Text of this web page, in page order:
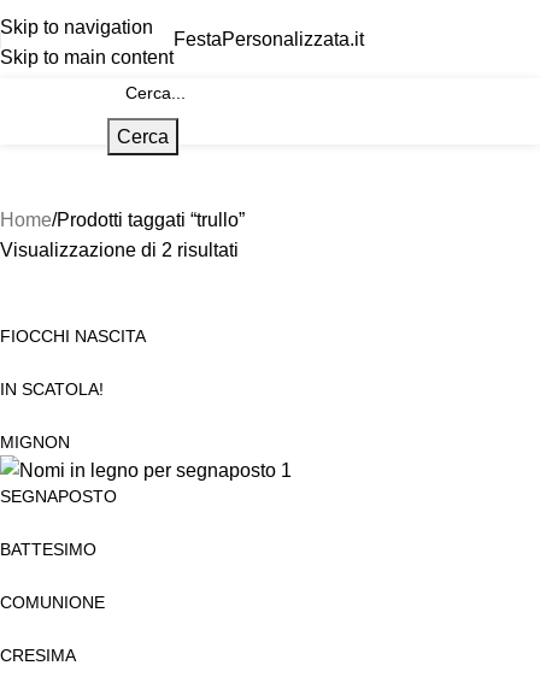
Skip to navigation
Skip to main content
FestaPersonalizzata.it
Cerca
Home Prodotti taggati “trullo”
Visualizzazione di 2 risultati
FIOCCHI NASCITA
IN SCATOLA!
MIGNON
SEGNAPOSTO
BATTESIMO
COMUNIONE
CRESIMA